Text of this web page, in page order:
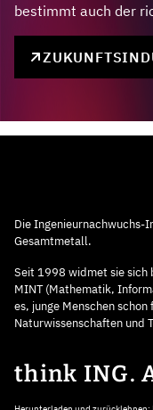
bestimmt auch der
Die Ingenieurnachwuchs-
Gesamtmetall.
Seit 1998 widmet sie sich
MINT (Mathematik,
es, junge Menschen
Naturwissenschaften und
think ING.